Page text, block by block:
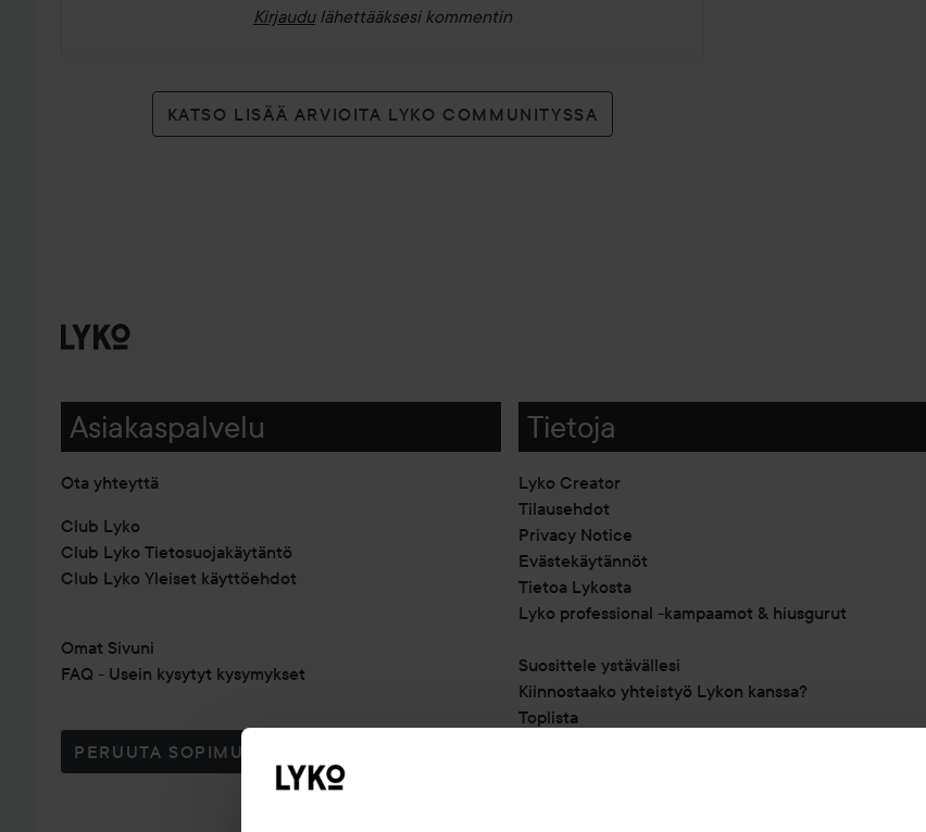
Kirjaudu lähettääksesi kommentin
KATSO LISÄÄ ARVIOITA LYKO COMMUNITYSSA
Asiakaspalvelu
Ota yhteyttä
Club Lyko
Club Lyko Tietosuojakäytäntö
Club Lyko Yleiset käyttöehdot
Omat Sivuni
FAQ - Usein kysytyt kysymykset
PERUUTA SOPIMUS TÄSTÄ
Tietoja
Lyko Creator
Tilausehdot
Privacy Notice
Evästekäytännöt
Tietoa Lykosta
Lyko professional -kampaamot & hiusgurut
Suosittele ystävällesi
Kiinnostaako yhteistyö Lykon kanssa?
Toplista